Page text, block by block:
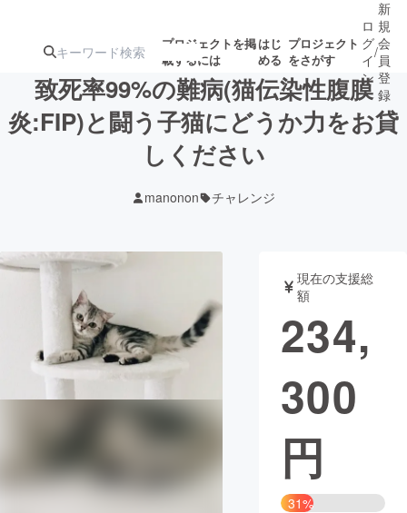
プロジェクトを掲
載するには
はじ
める
プロジェクト
をさがす
注目の新着プロ
ジェクト
募集終了が近いプ
映像・映画 書籍・雑誌
チャレンジ
まちづくり・地域活性化
CAMPFIRE for Social Good
CAMPFIRE Creation
ロ
グ
イ
ン
/
新
規
会
員
登
録
致死率99%の難病(猫伝染性腹膜
炎:FIP)と闘う子猫にどうか力をお貸
しください
manonon チャレンジ
現在の支援総
額
234,
300
円
31%